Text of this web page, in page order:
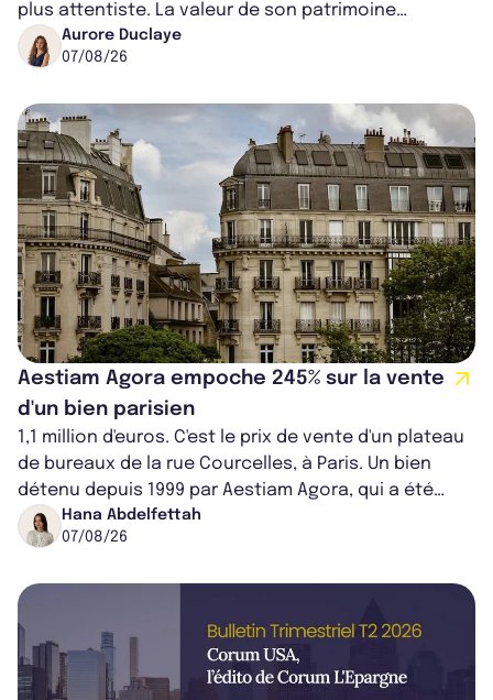
plus attentiste. La valeur de son patrimoine
progresse de 3,8% à périmètre constan...
Aurore Duclaye
07/08/26
Aestiam Agora empoche 245% sur la vente
d'un bien parisien
1,1 million d'euros. C'est le prix de vente d'un plateau
de bureaux de la rue Courcelles, à Paris. Un bien
détenu depuis 1999 par Aestiam Agora, qui a été
cédé avec une plus-value...
Hana Abdelfettah
07/08/26